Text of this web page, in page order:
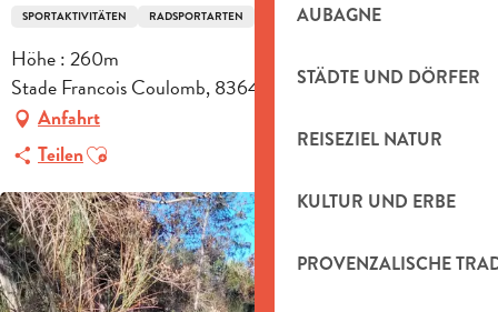
AUBAGNE
STÄDTE UND DÖRFER
REISEZIEL NATUR
KULTUR UND ERBE
PROVENZALISCHE
SPORTAKTIVITÄTEN RADSPORTARTEN MOUNTAINBIKEROUTE
Höhe : 260m
Stade Francois Coulomb, 83640 Saint-Zacharie
Anfahrt
TeilenAjouter aux favoris